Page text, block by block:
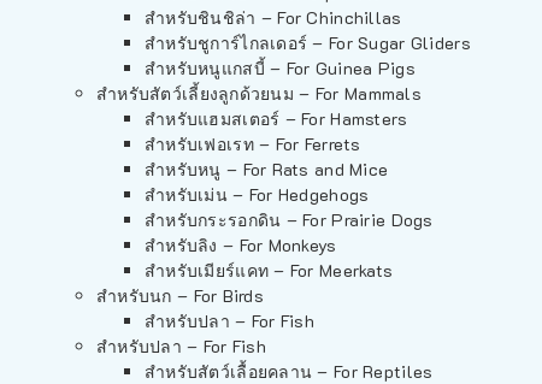
สำหรับชินชิล่า – For Chinchillas
สำหรับชูการ์ไกลเดอร์ – For Sugar Gliders
สำหรับหนูแกสบี้ – For Guinea Pigs
สำหรับสัตว์เลี้ยงลูกด้วยนม – For Mammals
สำหรับแฮมสเตอร์ – For Hamsters
สำหรับเฟอเรท – For Ferrets
สำหรับหนู – For Rats and Mice
สำหรับเม่น – For Hedgehogs
สำหรับกระรอกดิน – For Prairie Dogs
สำหรับลิง – For Monkeys
สำหรับเมียร์แคท – For Meerkats
สำหรับนก – For Birds
สำหรับปลา – For Fish
สำหรับปลา – For Fish
สำหรับสัตว์เลื้อยคลาน – For Reptiles